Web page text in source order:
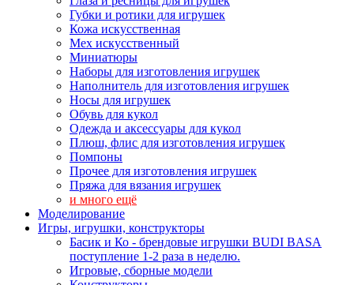
Губки и ротики для игрушек
Кожа искусственная
Мех искусственный
Миниатюры
Наборы для изготовления игрушек
Наполнитель для изготовления игрушек
Носы для игрушек
Обувь для кукол
Одежда и аксессуары для кукол
Плюш, флис для изготовления игрушек
Помпоны
Прочее для изготовления игрушек
Пряжа для вязания игрушек
и много ещё
Моделирование
Игры, игрушки, конструкторы
Басик и Ко - брендовые игрушки BUDI BASA
поступление 1-2 раза в неделю.
Игровые, сборные модели